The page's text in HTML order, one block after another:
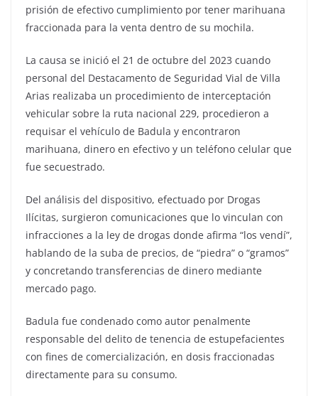
prisión de efectivo cumplimiento por tener marihuana
fraccionada para la venta dentro de su mochila.
La causa se inició el 21 de octubre del 2023 cuando
personal del Destacamento de Seguridad Vial de Villa
Arias realizaba un procedimiento de interceptación
vehicular sobre la ruta nacional 229, procedieron a
requisar el vehículo de Badula y encontraron
marihuana, dinero en efectivo y un teléfono celular que
fue secuestrado.
Del análisis del dispositivo, efectuado por Drogas
Ilícitas, surgieron comunicaciones que lo vinculan con
infracciones a la ley de drogas donde afirma “los vendí”,
hablando de la suba de precios, de “piedra” o “gramos”
y concretando transferencias de dinero mediante
mercado pago.
Badula fue condenado como autor penalmente
responsable del delito de tenencia de estupefacientes
con fines de comercialización, en dosis fraccionadas
directamente para su consumo.